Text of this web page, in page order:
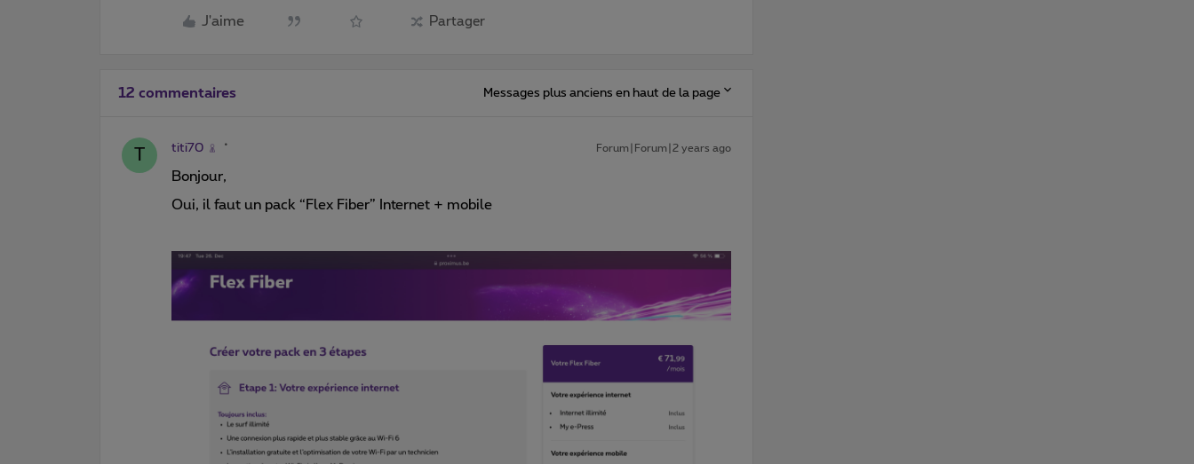
J'aime Partager
12 commentaires Messages plus anciens en haut de la page
T titi70 Forum|Forum|2 years ago
Bonjour,
Oui, il faut un pack “Flex Fiber” Internet + mobile